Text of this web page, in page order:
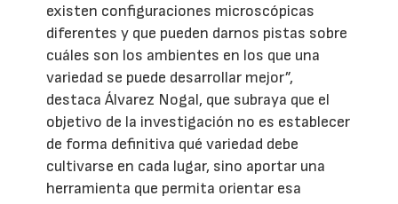
existen configuraciones microscópicas
diferentes y que pueden darnos pistas sobre
cuáles son los ambientes en los que una
variedad se puede desarrollar mejor”,
destaca Álvarez Nogal, que subraya que el
objetivo de la investigación no es establecer
de forma definitiva qué variedad debe
cultivarse en cada lugar, sino aportar una
herramienta que permita orientar esa